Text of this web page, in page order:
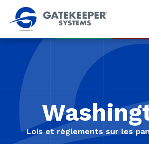
Lois et règlements sur les